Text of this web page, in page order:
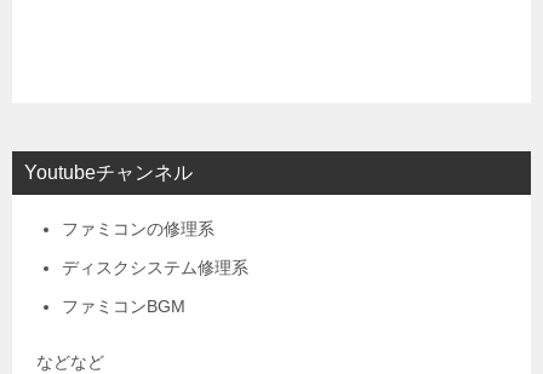
Youtubeチャンネル
ファミコンの修理系
ディスクシステム修理系
ファミコンBGM
などなど